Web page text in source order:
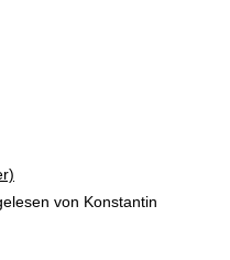
von Konstantin